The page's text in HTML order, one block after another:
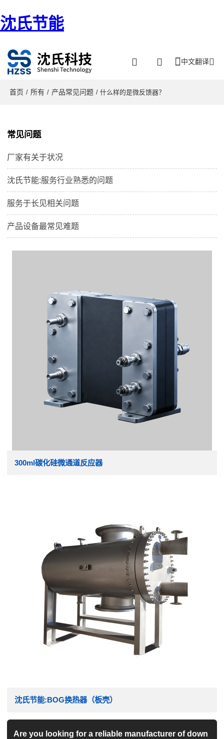
沈氏节能
中文翻译
首页 / 所有 / 产品常见问题 / 什么样的是微反馈器？
常见问题
厂家有关于状况
沈氏节能:服务行业熟悉的问题
服务于长见相关问题
产品设备最常见难题
300ml碳化硅微通道反应器
沈氏节能:BOG换热器（板壳）
Are you looking for a reliable manufacturer of down